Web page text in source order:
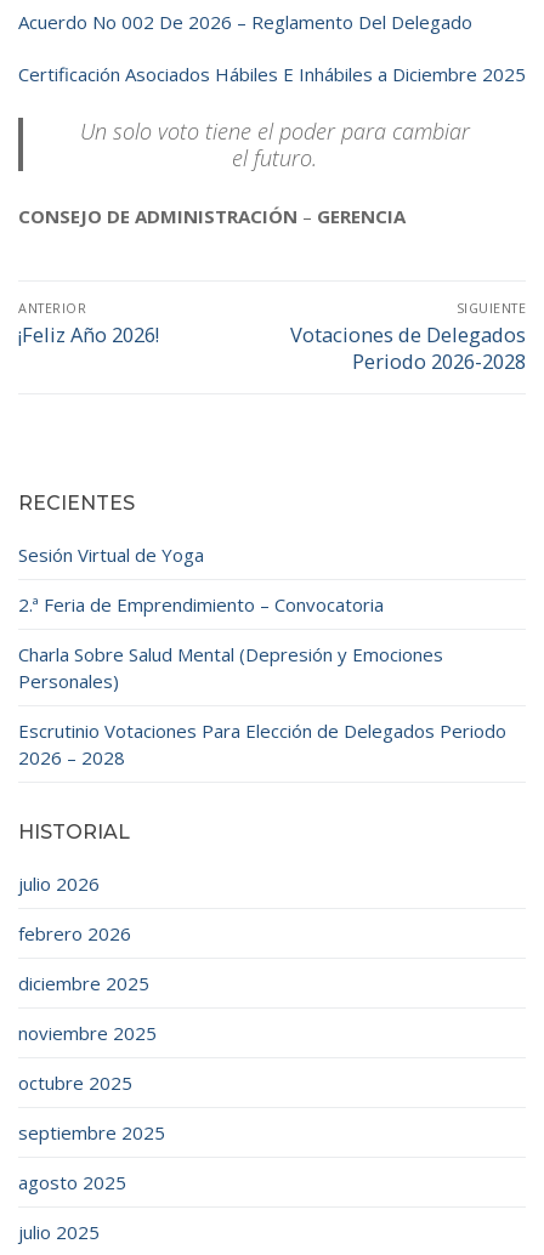
Acuerdo No 002 De 2026 – Reglamento Del Delegado
Certificación Asociados Hábiles E Inhábiles a Diciembre 2025
Un solo voto tiene el poder para cambiar
el futuro.
CONSEJO DE ADMINISTRACIÓN – GERENCIA
Navegación
de
ANTERIOR
Entrada
¡Feliz Año 2026!
SIGUIENTE
Entrada
siguiente:
Votaciones de Delegados
Periodo 2026-2028
RECIENTES
Sesión Virtual de Yoga
2.ª Feria de Emprendimiento – Convocatoria
Charla Sobre Salud Mental (Depresión y Emociones
Personales)
Escrutinio Votaciones Para Elección de Delegados Periodo
2026 – 2028
HISTORIAL
julio 2026
febrero 2026
diciembre 2025
noviembre 2025
octubre 2025
septiembre 2025
agosto 2025
julio 2025